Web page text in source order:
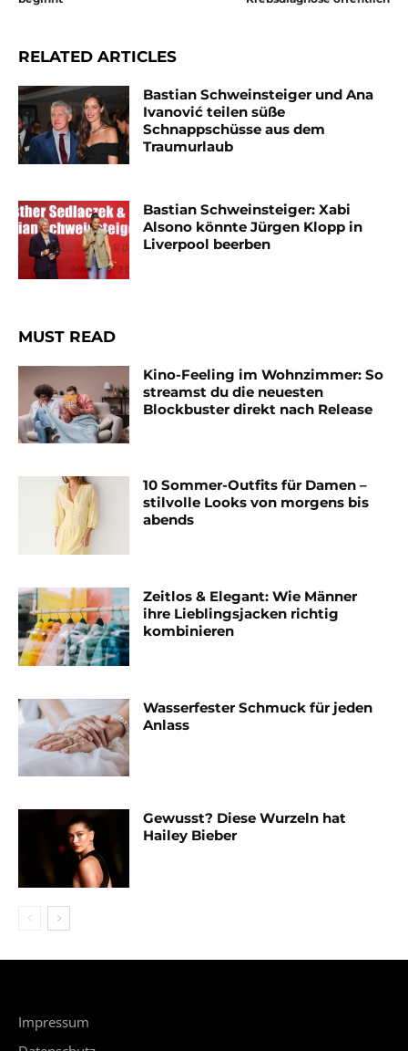
RELATED ARTICLES
Bastian Schweinsteiger und Ana
Ivanović teilen süße
Schnappschüsse aus dem
Traumurlaub
Bastian Schweinsteiger: Xabi
Alsono könnte Jürgen Klopp in
Liverpool beerben
MUST READ
Kino-Feeling im Wohnzimmer: So
streamst du die neuesten
Blockbuster direkt nach Release
10 Sommer-Outfits für Damen –
stilvolle Looks von morgens bis
abends
Zeitlos & Elegant: Wie Männer
ihre Lieblingsjacken richtig
kombinieren
Wasserfester Schmuck für jeden
Anlass
Gewusst? Diese Wurzeln hat
Hailey Bieber
Impressum